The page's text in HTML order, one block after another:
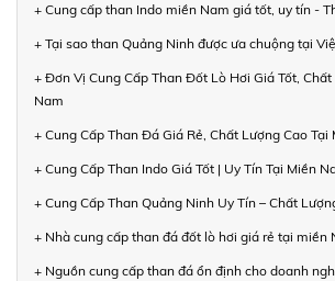
+ Cung cấp than Indo miền Nam giá tốt, uy tín -
+ Tại sao than Quảng Ninh được ưa chuộng tại
+ Đơn Vị Cung Cấp Than Đốt Lò Hơi Giá Tốt,
Nam
+ Cung Cấp Than Đá Giá Rẻ, Chất Lượng Cao Tại
+ Cung Cấp Than Indo Giá Tốt | Uy Tín Tại Miền
+ Cung Cấp Than Quảng Ninh Uy Tín – Chất
+ Nhà cung cấp than đá đốt lò hơi giá rẻ tại miền
+ Nguồn cung cấp than đá ổn định cho doanh